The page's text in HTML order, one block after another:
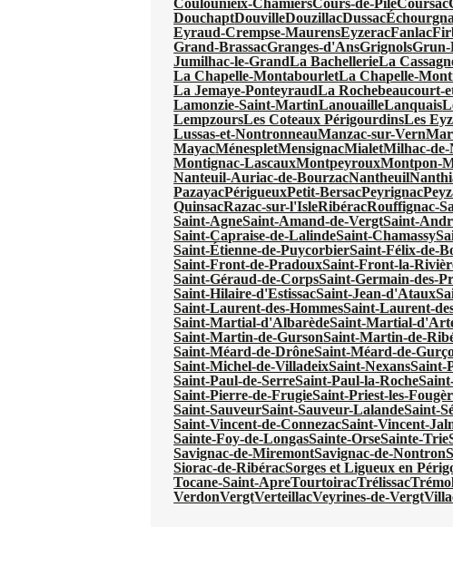
Coulounieix-ChamiersCours-de-PileCoursac
DouchaptDouvilleDouzillacDussac
Eyraud-Crempse-MaurensEyzeracFanlac
Grand-BrassacGranges-d'AnsGrignolsGrun-
Jumilhac-le-GrandLa BachellerieLa
La Chapelle-MontabourletLa Chapelle-
La Jemaye-PonteyraudLa Rochebeaucourt-
Lamonzie-Saint-MartinLanouailleLanquais
LempzoursLes Coteaux PérigourdinsLes
Lussas-et-NontronneauManzac-sur-Vern
MayacMénespletMensignacMialetMilhac-
Montignac-LascauxMontpeyrouxMontpon-
Nanteuil-Auriac-de-BourzacNantheuil
PazayacPérigueuxPetit-BersacPeyrignac
QuinsacRazac-sur-l'IsleRibéracRouffignac-
Saint-AgneSaint-Amand-de-VergtSaint-
Saint-Capraise-de-LalindeSaint-Chamassy
Saint-Étienne-de-PuycorbierSaint-Félix-de-
Saint-Front-de-PradouxSaint-Front-la-
Saint-Géraud-de-CorpsSaint-Germain-des-
Saint-Hilaire-d'EstissacSaint-Jean-d'Ataux
Saint-Laurent-des-HommesSaint-Laurent-
Saint-Martial-d'AlbarèdeSaint-Martial-
Saint-Martin-de-GursonSaint-Martin-de-
Saint-Méard-de-DrôneSaint-Méard-de-
Saint-Michel-de-VilladeixSaint-NexansSaint-
Saint-Paul-de-SerreSaint-Paul-la-Roche
Saint-Pierre-de-FrugieSaint-Priest-les-
Saint-SauveurSaint-Sauveur-LalandeSaint-
Saint-Vincent-de-ConnezacSaint-Vincent-
Sainte-Foy-de-LongasSainte-OrseSainte-Trie
Savignac-de-MiremontSavignac-de-Nontron
Siorac-de-RibéracSorges et Ligueux en
Tocane-Saint-ApreTourtoiracTrélissac
VerdonVergtVerteillacVeyrines-de-Vergt